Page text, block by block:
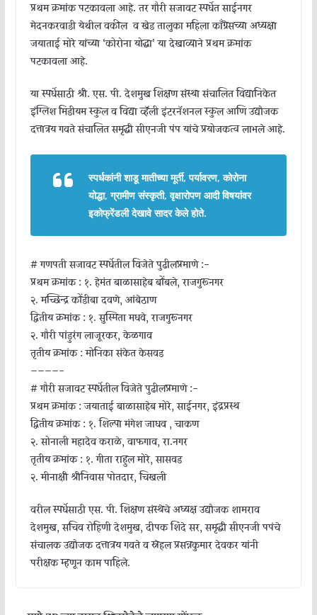
प्रथम क्रमांक पटकावला आहे. तर गौरी सजावट स्पर्धेत साईनगर
मेदनकरवाडी येथील वकील व खेड तालुका महिला काँग्रेसच्या अध्यक्षा
जयाताई मोरे यांच्या ‘कोरोना योद्धा’ या देखाव्याने प्रथम क्रमांक
पटकावला आहे.
या स्पर्धेसाठी श्री. एस. पी. देशमुख शिक्षण संस्था संचालित विद्यानिकेत
इंग्लिश मिडीयम स्कुल व विद्या व्हॅली इंटरनॅशनल स्कुल आणि उद्योजक
दत्तात्रय गवते संचालित समृद्धी सीएनजी पंप यांचे प्रयोजकत्व लाभले आहे.
स्पर्धकांनी शाडू मातीच्या मूर्ती, पर्यावरण, कोरोना
योद्धा, ग्रामीण संस्कृती, वृक्षारोपण आदी विषयांवर
इकोफ्रेंडली देखावे सादर केले होते.
# गणपती सजावट स्पर्धेतील विजेते पुढीलप्रमाणे :-
प्रथम क्रमांक : १. हेमंत बाळासाहेब बोंबले, राजगुरूनगर
२. मच्छिन्द्र कोंडीबा दवणे, आंबेठाण
द्वितीय क्रमांक : १. सुस्मिता मधवे, राजगुरूनगर
२. गौरी पांडुरंग लाजूरकर, केळगाव
तृतीय क्रमांक : मोनिका संकेत केसवड
————-
# गौरी सजावट स्पर्धेतील विजेते पुढीलप्रमाणे :-
प्रथम क्रमांक : जयाताई बाळासाहेब मोरे, साईनगर, इंद्रप्रस्थ
द्वितीय क्रमांक : १. शिल्पा मंगेश जाधव , चाकण
२. सोनाली महादेव कराळे, वाफगाव, रा.नगर
तृतीय क्रमांक : १. गीता राहुल मोरे, सासवड
२. मीनाक्षी श्रीनिवास पोतदार, चिखली
वरील स्पर्धेसाठी एस. पी. शिक्षण संस्थेचे अध्यक्ष उद्योजक शामराव
देशमुख, सचिव रोहिणी देशमुख, दीपक शिंदे सर, समृद्धी सीएनजी पपंचे
संचालक उद्योजक दत्तात्रय गवते व स्नेहल प्रसन्नकुमार देवकर यांनी
परीक्षक म्हणून काम पाहिले.